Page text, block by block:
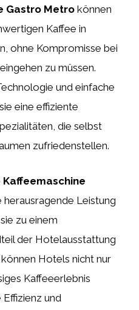
Gastro Metro können
Kaffee in
ohne Kompromisse bei
zu müssen.
und einfache
eine effiziente
die selbst
zufriedenstellen.
Kaffeemaschine
herausragende Leistung
zu einem
der Hotelausstattung
Hotels nicht nur
Kaffeeerlebnis
und